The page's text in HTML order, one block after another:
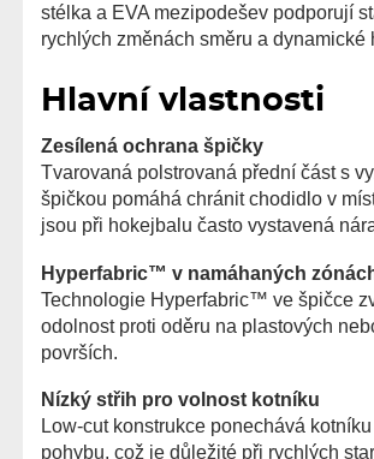
stélka a EVA mezipodešev podporují
rychlých změnách směru a dynamické
Hlavní vlastnosti
Zesílená ochrana špičky
Tvarovaná polstrovaná přední část s
špičkou pomáhá chránit chodidlo v
jsou při hokejbalu často vystavená
Hyperfabric™ v namáhaných
Technologie Hyperfabric™ ve špičce
odolnost proti oděru na plastových
površích.
Nízký střih pro volnost kotníku
Low-cut konstrukce ponechává
pohybu, což je důležité při rychlých